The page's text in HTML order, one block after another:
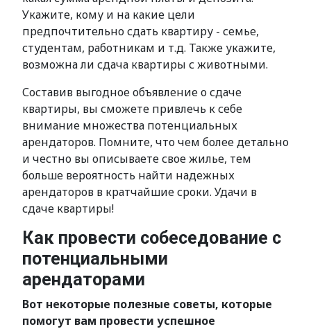
Укажите, кому и на какие цели
предпочтительно сдать квартиру - семье,
студентам, работникам и т.д. Также укажите,
возможна ли сдача квартиры с животными.
Составив выгодное объявление о сдаче
квартиры, вы сможете привлечь к себе
внимание множества потенциальных
арендаторов. Помните, что чем более детально
и честно вы описываете свое жилье, тем
больше вероятность найти надежных
арендаторов в кратчайшие сроки. Удачи в
сдаче квартиры!
Как провести собеседование с
потенциальными
арендаторами
Вот некоторые полезные советы, которые
помогут вам провести успешное